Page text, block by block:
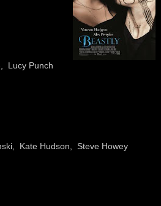
Lucy Punch
Kate Hudson, Steve Howey